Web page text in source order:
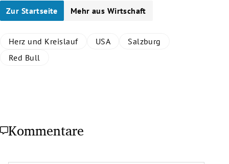
Zur Startseite Mehr aus Wirtschaft
Herz und Kreislauf USA
Salzburg
Red Bull
Kommentare